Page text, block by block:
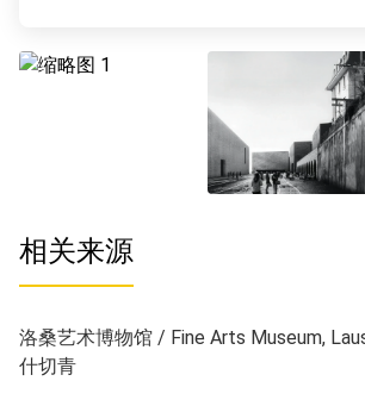
相关来源
洛桑艺术博物馆 / Fine Arts Museum,
什切青